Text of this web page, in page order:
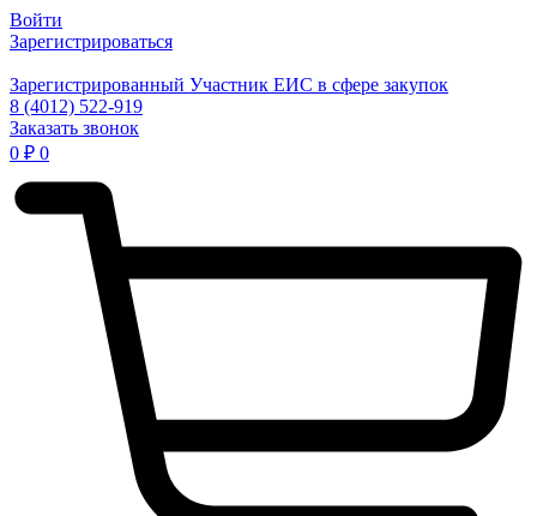
Войти
Зарегистрироваться
Зарегистрированный Участник ЕИС в сфере закупок
8 (4012) 522-919
Заказать звонок
0 ₽ 0